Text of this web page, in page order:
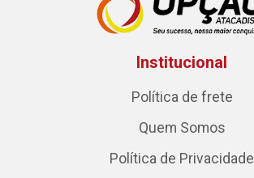
Institucional
Política de frete
Quem Somos
Política de Privacidade